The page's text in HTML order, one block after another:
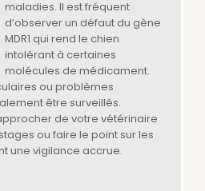
maladies. Il est fréquent
d’observer un défaut du gène
MDR1 qui rend le chien
intolérant à certaines
molécules de médicament.
ou problèmes
être surveillés.
de votre vétérinaire
ou faire le point sur les
une vigilance accrue.